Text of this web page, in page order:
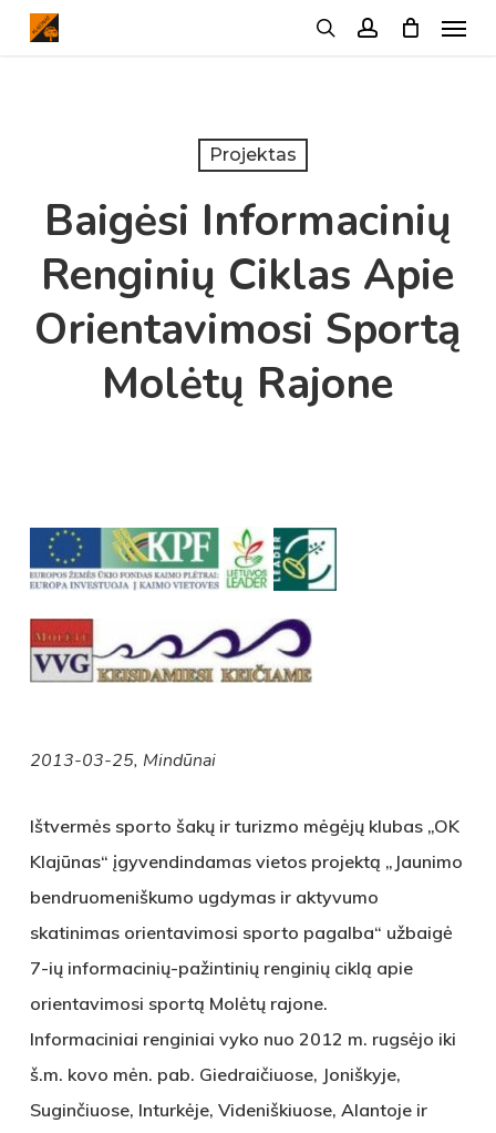
Skip
Menu
Projektas
Baigėsi Informacinių
Renginių Ciklas Apie
Orientavimosi Sportą
Molėtų Rajone
2013-03-25, Mindūnai
Ištvermės sporto šakų ir turizmo mėgėjų klubas „OK
Klajūnas“ įgyvendindamas vietos projektą „Jaunimo
bendruomeniškumo ugdymas ir aktyvumo
skatinimas orientavimosi sporto pagalba“ užbaigė
7-ių informacinių-pažintinių renginių ciklą apie
orientavimosi sportą Molėtų rajone.
Informaciniai renginiai vyko nuo 2012 m. rugsėjo iki
š.m. kovo mėn. pab. Giedraičiuose, Joniškyje,
Suginčiuose, Inturkėje, Videniškiuose, Alantoje ir